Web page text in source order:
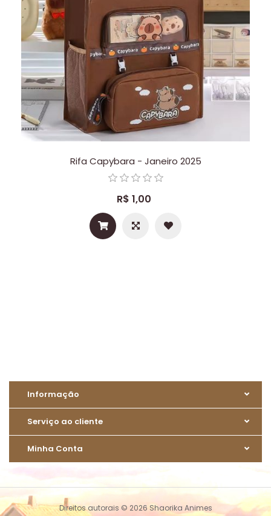
Rifa Capybara - Janeiro 2025
R$ 1,00
Informação
Serviço ao cliente
Minha Conta
Direitos autorais © 2026 Shaorika Animes